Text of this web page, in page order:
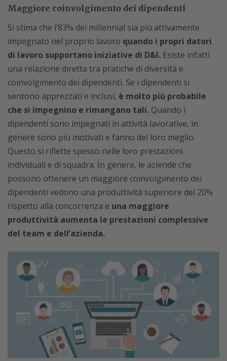
Maggiore coinvolgimento dei dipendenti
Si stima che l’83% dei millennial sia più attivamente
impegnato nel proprio lavoro quando i propri datori
di lavoro supportano iniziative di D&I. Esiste infatti
una relazione diretta tra pratiche di diversità e
coinvolgimento dei dipendenti. Se i dipendenti si
sentono apprezzati e inclusi, è molto più probabile
che si impegnino e rimangano tali. Quando i
dipendenti sono impegnati in attività lavorative, in
genere sono più motivati e fanno del loro meglio.
Questo si riflette spesso nelle loro prestazioni
individuali e di squadra. In genere, le aziende che
possono ottenere un maggiore coinvolgimento dei
dipendenti vedono una produttività superiore del 20%
rispetto alla concorrenza e una maggiore
produttività aumenta le prestazioni complessive
del team e dell’azienda.